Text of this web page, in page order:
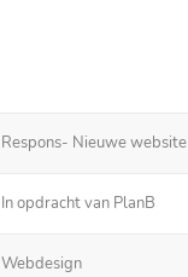
Respons- Nieuwe website
In opdracht van PlanB
Webdesign